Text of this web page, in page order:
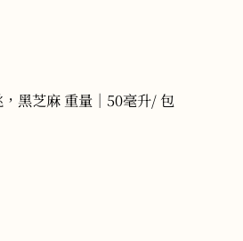
黑芝麻 重量｜50毫升/ 包